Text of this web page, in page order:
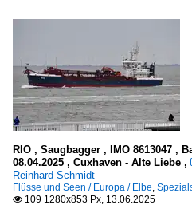
RIO , Saugbagger , IMO 8613047 ,
08.04.2025 , Cuxhaven - Alte Liebe ,
Reinhard Schmidt
Flüsse und Seen / Europa / Elbe,
 109 1280x853 Px, 13.06.2025